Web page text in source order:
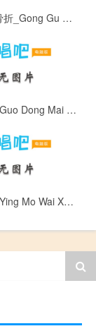
肱骨内上髁骨折_Gong Gu Nei Shang Ke Gu Zhe
腘动脉损伤_Guo Dong Mai Sun Shang
硬膜外血肿_Ying Mo Wai Xue Zhong